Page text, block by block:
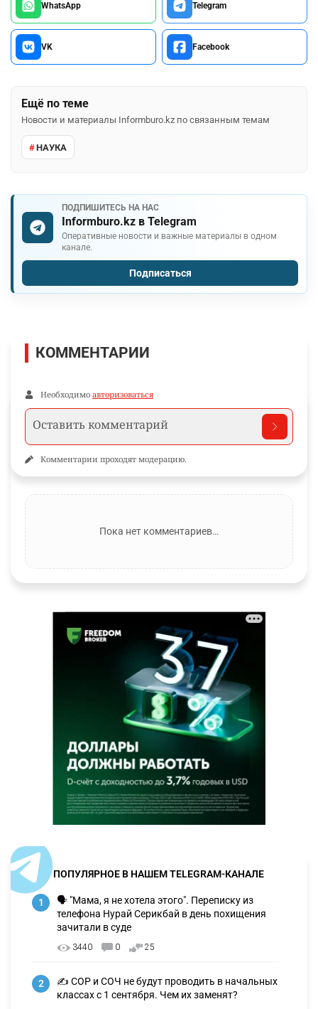
WhatsApp Telegram
VK Facebook
Ещё по теме
Новости и материалы Informburo.kz по связанным темам
НАУКА
ПОДПИШИТЕСЬ НА НАС
Informburo.kz в Telegram
Оперативные новости и важные материалы в одном
канале.
Подписаться
КОММЕНТАРИИ
Необходимо авторизоваться
Комментарии проходят модерацию.
Пока нет комментариев…
ПОПУЛЯРНОЕ В НАШЕМ TELEGRAM-КАНАЛЕ
1
🗣 "Мама, я не хотела этого". Переписку из
телефона Нурай Серикбай в день похищения
зачитали в суде
3440 0 25
2
✍️ СОР и СОЧ не будут проводить в начальных
классах с 1 сентября. Чем их заменят?